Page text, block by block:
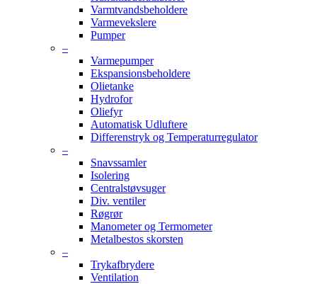
Varmtvandsbeholdere
Varmevekslere
Pumper
–
Varmepumper
Ekspansionsbeholdere
Olietanke
Hydrofor
Oliefyr
Automatisk Udluftere
Differenstryk og Temperaturregulator
–
Snavssamler
Isolering
Centralstøvsuger
Div. ventiler
Røgrør
Manometer og Termometer
Metalbestos skorsten
–
Trykafbrydere
Ventilation